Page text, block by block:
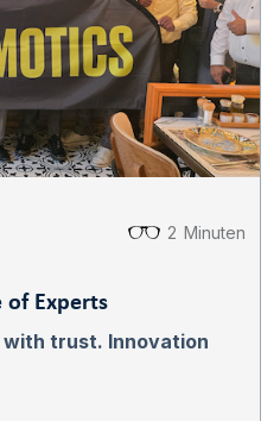
2 Minuten
of Experts
trust. Innovation